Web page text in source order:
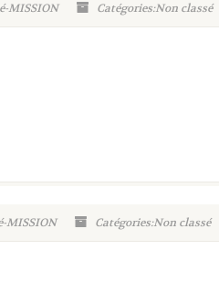
MISSION Catégories:Non classé
MISSION Catégories:Non classé